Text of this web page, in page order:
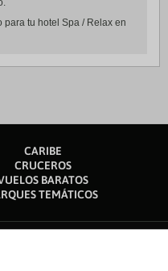
para tu hotel Spa / Relax en
CARIBE
CRUCEROS
BARATOS
TEMÁTICOS